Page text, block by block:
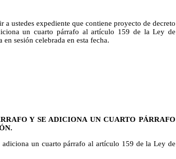
ustedes expediente que contiene proyecto de decreto
un cuarto párrafo al artículo 159 de la Ley de
sesión celebrada en esta fecha.
Y SE ADICIONA UN CUARTO PÁRRAFO
un cuarto párrafo al artículo 159 de la Ley de